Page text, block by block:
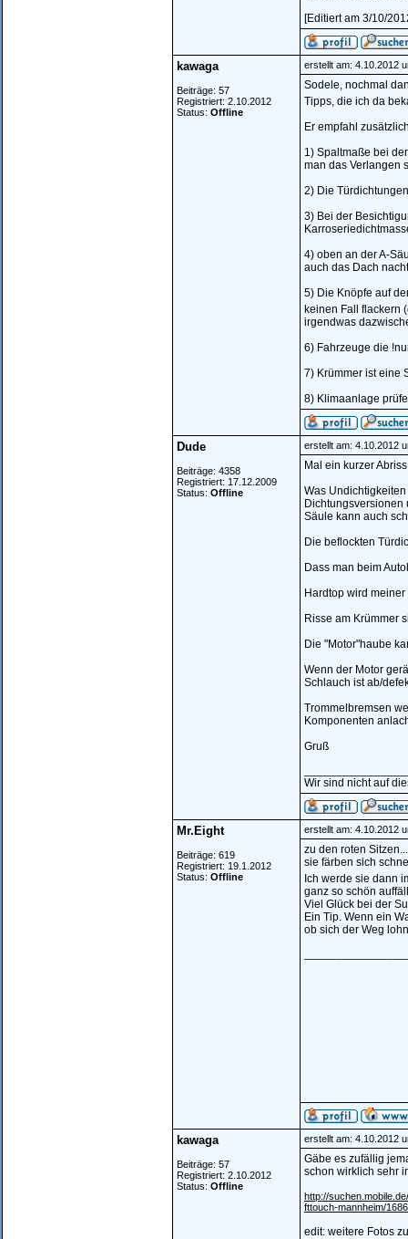
[Editiert am 3/10/
kawaga
Beiträge: 57
Registriert: 2.10.2012
Status: Offline
erstellt am: 4.10.2012
Sodele, nochmal
Tipps, die ich da
Er empfahl
1) Spaltmaße bei
man das Verlangen
2) Die
3) Bei der
4) oben an der A-
auch das Dach
5) Die Knöpfe auf
keinen Fall flackern
irgendwas
6) Fahrzeuge die
7) Krümmer ist eine
8) Klimaanlage
Dude
Beiträge: 4358
Registriert: 17.12.2009
Status: Offline
erstellt am: 4.10.2012
Mal ein kurzer
Was
Dichtungsversionen
Säule kann auch
Die beflockten
Dass man beim
Hardtop wird
Risse am Krümmer
Die "Motor"haube
Wenn der Motor
Schlauch ist ab/
Trommelbremsen
Komponenten
Gruß
Wir sind nicht auf
Mr.Eight
Beiträge: 619
Registriert: 19.1.2012
Status: Offline
erstellt am: 4.10.2012
zu den roten
sie färben sich
Ich werde sie dann
ganz so schön
Viel Glück bei der
Ein Tip. Wenn ein
ob sich der Weg
kawaga
Beiträge: 57
Registriert: 2.10.2012
Status: Offline
erstellt am: 4.10.2012
Gäbe es zufällig
schon wirklich sehr
http://
fttouch-mannheim/
edit: weitere Fotos